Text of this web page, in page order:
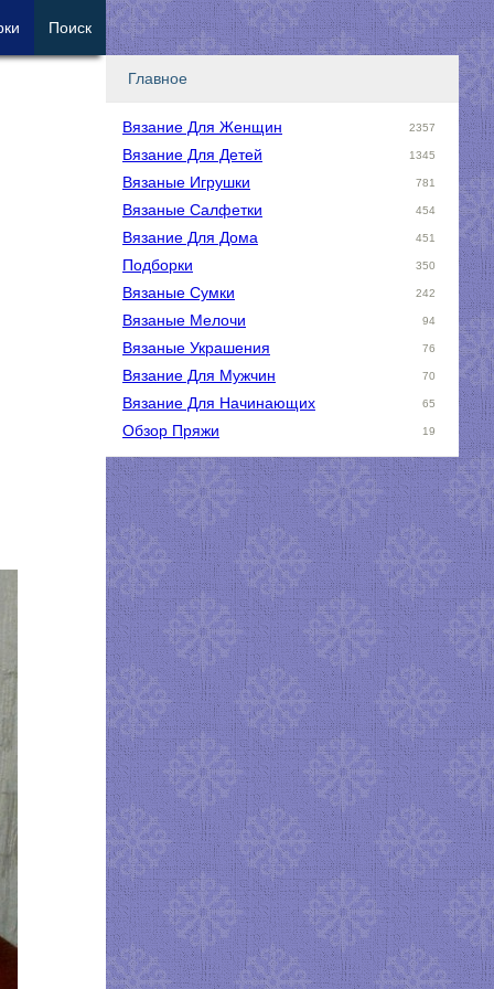
Главное
Вязание Для Женщин 2357
Вязание Для Детей 1345
Вязаные Игрушки 781
Вязаные Салфетки 454
Вязание Для Дома 451
Подборки 350
Вязаные Сумки 242
Вязаные Мелочи 94
Вязаные Украшения 76
Вязание Для Мужчин 70
Вязание Для Начинающих 65
Обзор Пряжи 19
Поиск